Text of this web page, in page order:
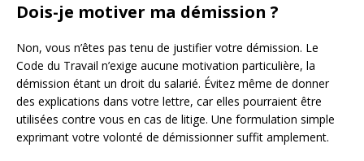
Dois-je motiver ma démission ?
Non, vous n’êtes pas tenu de justifier votre démission. Le
Code du Travail n’exige aucune motivation particulière, la
démission étant un droit du salarié. Évitez même de donner
des explications dans votre lettre, car elles pourraient être
utilisées contre vous en cas de litige. Une formulation simple
exprimant votre volonté de démissionner suffit amplement.